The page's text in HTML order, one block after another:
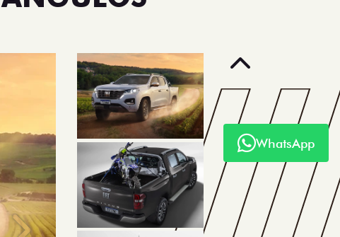
Próximo
WhatsApp